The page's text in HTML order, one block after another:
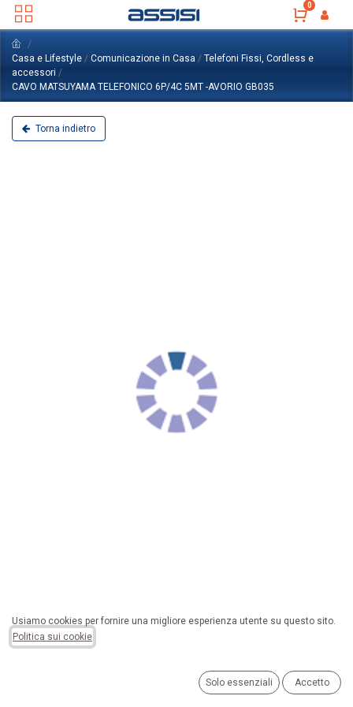
0
Casa e Lifestyle / Comunicazione in Casa / Telefoni Fissi, Cordless e
accessori /
CAVO MATSUYAMA TELEFONICO 6P/4C 5MT -AVORIO GB035
Torna indietro
CAVO MATSUYAMA TELEFONICO
6P/4C 5MT -AVORIO GB035
sideri
Usiamo cookies per fornire una migliore esperienza utente su questo sito.
Politica sui cookie
Solo essenziali Accetto